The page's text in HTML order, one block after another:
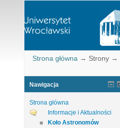
Strona główna → Strony →
Nawigacja
Strona główna
Informacje i Aktualności
Koło Astronomów